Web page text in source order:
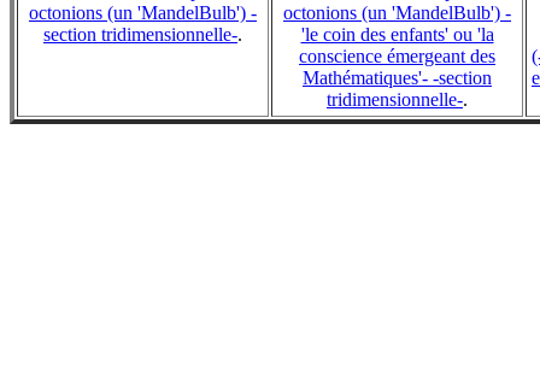
octonions (un 'MandelBulb') -
section tridimensionnelle-.
octonions (un 'MandelBulb') -
'le coin des enfants' ou 'la
conscience émergeant des
Mathématiques'- -section
tridimensionnelle-.